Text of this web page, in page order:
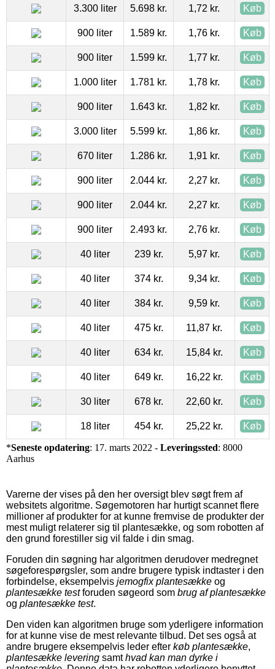
3.300 liter 5.698 kr. 1,72 kr. Køb
900 liter 1.589 kr. 1,76 kr. Køb
900 liter 1.599 kr. 1,77 kr. Køb
1.000 liter 1.781 kr. 1,78 kr. Køb
900 liter 1.643 kr. 1,82 kr. Køb
3.000 liter 5.599 kr. 1,86 kr. Køb
670 liter 1.286 kr. 1,91 kr. Køb
900 liter 2.044 kr. 2,27 kr. Køb
900 liter 2.044 kr. 2,27 kr. Køb
900 liter 2.493 kr. 2,76 kr. Køb
40 liter 239 kr. 5,97 kr. Køb
40 liter 374 kr. 9,34 kr. Køb
40 liter 384 kr. 9,59 kr. Køb
40 liter 475 kr. 11,87 kr. Køb
40 liter 634 kr. 15,84 kr. Køb
40 liter 649 kr. 16,22 kr. Køb
30 liter 678 kr. 22,60 kr. Køb
18 liter 454 kr. 25,22 kr. Køb
*Seneste opdatering: 17. marts 2022 - Leveringssted: 8000
Aarhus
Varerne der vises på den her oversigt blev søgt frem af
websitets algoritme. Søgemotoren har hurtigt scannet flere
millioner af produkter for at kunne fremvise de produkter der
mest muligt relaterer sig til plantesække, og som robotten af
den grund forestiller sig vil falde i din smag.
Foruden din søgning har algoritmen derudover medregnet
søgeforespørgsler, som andre brugere typisk indtaster i den
forbindelse, eksempelvis jemogfix plantesække og
plantesække testforuden søgeord som brug af plantesække
og plantesække test.
Den viden kan algoritmen bruge som yderligere information
for at kunne vise de mest relevante tilbud. Det ses også at
andre brugere eksempelvis leder efter køb plantesække,
plantesække levering samthvad kan man dyrke i